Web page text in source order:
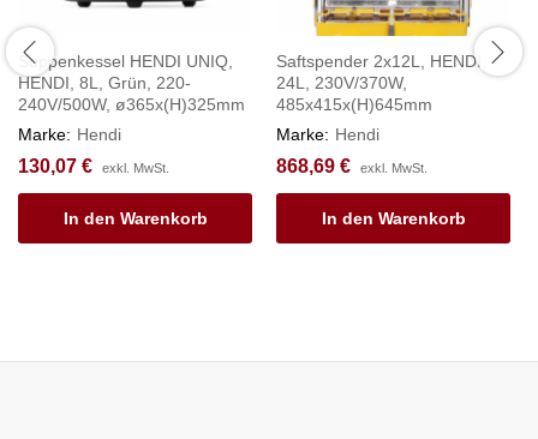
Suppenkessel HENDI UNIQ,
HENDI, 8L, Grün, 220-
240V/500W, ø365x(H)325mm
Marke: Hendi
130,07 € exkl. MwSt.
In den Warenkorb
Saftspender 2x12L, HENDI,
24L, 230V/370W,
485x415x(H)645mm
Marke: Hendi
868,69 € exkl. MwSt.
In den Warenkorb